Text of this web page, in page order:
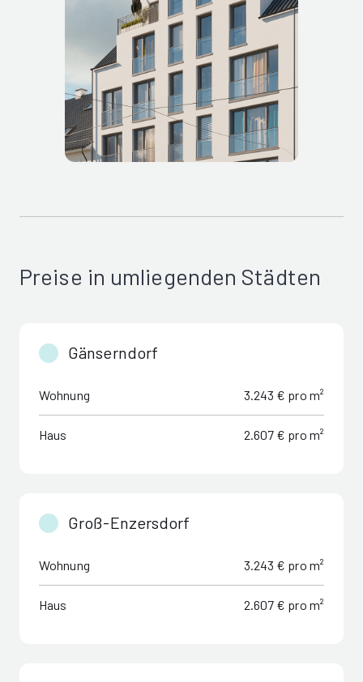
Preise in umliegenden Städten
Gänserndorf
Wohnung 3.243 € pro m²
Haus 2.607 € pro m²
Groß-Enzersdorf
Wohnung 3.243 € pro m²
Haus 2.607 € pro m²